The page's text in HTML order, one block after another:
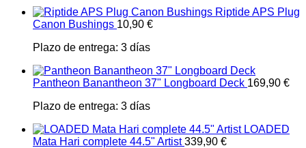
Riptide APS Plug
Canon Bushings 10,90 €
Plazo de entrega: 3 días
Pantheon Banantheon 37" Longboard Deck 169,90 €
Plazo de entrega: 3 días
LOADED
Mata Hari complete 44.5" Artist 339,90 €